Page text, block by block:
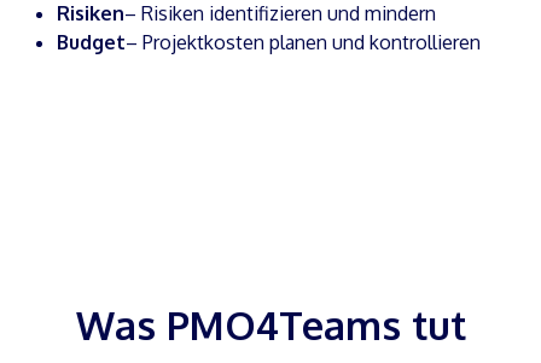
Risiken– Risiken identifizieren und mindern
Budget– Projektkosten planen und kontrollieren
Was PMO4Teams tut